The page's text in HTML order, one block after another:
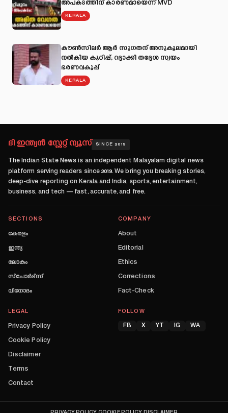
അപകടത്തിന് കാരണമായെന്ന് MVD
KERALA
കൗൺസിലർ ആർ സുഗതന് അനുകൂലമായി
നല്‍കിയ കുറിപ്പ്; റദ്ദാക്കി തദ്ദേശ സ്വയം
ഭരണവകുപ്പ്
KERALA
ദി ഇന്ത്യൻ സ്റ്റേറ്റ് ന്യൂസ് SINCE 2019
The Indian State News is an independent Malayalam digital news
platform serving readers since 2019. We bring you breaking stories,
deep-dive reporting on Kerala and India, sports, entertainment,
business, and tech — fast, accurate, and free.
SECTIONS
കേരളം
ഇന്ത്യ
ലോകം
സ്പോർട്സ്
വിനോദം
COMPANY
About
Editorial
Ethics
Corrections
Fact-Check
LEGAL
Privacy Policy
Cookie Policy
Disclaimer
Terms
Contact
FOLLOW
FB X YT IG WA